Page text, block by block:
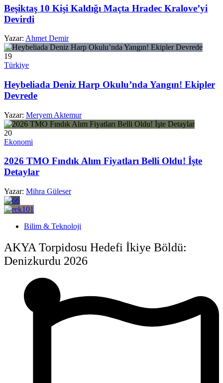
Beşiktaş 10 Kişi Kaldığı Maçta Hradec Kralove’yi
Devirdi
Yazar: Ahmet Demir
19
Türkiye
Heybeliada Deniz Harp Okulu’nda Yangın! Ekipler
Devrede
Yazar: Meryem Aktemur
20
Ekonomi
2026 TMO Fındık Alım Fiyatları Belli Oldu! İşte
Detaylar
Yazar: Mihra Güleser
Bilim & Teknoloji
AKYA Torpidosu Hedefi İkiye Böldü:
Denizkurdu 2026